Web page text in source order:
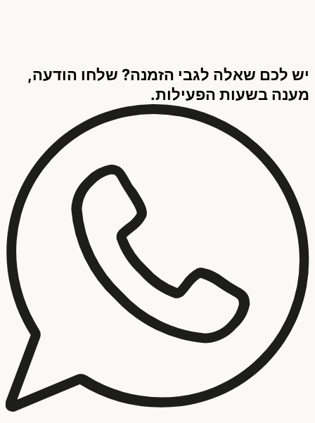
יש לכם שאלה לגבי הזמנה? שלחו הודעה,
מענה בשעות הפעילות.